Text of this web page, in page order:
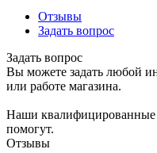
Отзывы
Задать вопрос
Задать вопрос
Вы можете задать любой
или работе магазина.
Наши квалифицированные
помогут.
Отзывы